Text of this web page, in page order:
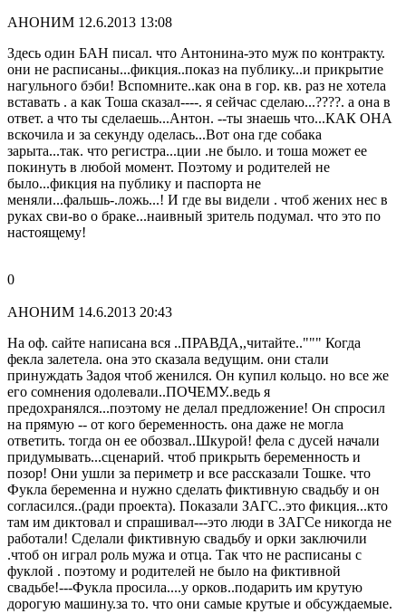
АНОНИМ 12.6.2013 13:08
Здесь один БАН писал. что Антонина-это муж по контракту.
они не расписаны...фикция..показ на публику...и прикрытие
нагульного бэби! Вспомните..как она в гор. кв. раз не хотела
вставать . а как Тоша сказал----. я сейчас сделаю...????. а она в
ответ. а что ты сделаешь...Антон. --ты знаешь что...КАК ОНА
вскочила и за секунду оделась...Вот она где собака
зарыта...так. что регистра...ции .не было. и тоша может ее
покинуть в любой момент. Поэтому и родителей не
было...фикция на публику и паспорта не
меняли...фальшь-.ложь...! И где вы видели . чтоб жених нес в
руках сви-во о браке...наивный зритель подумал. что это по
настоящему!
0
АНОНИМ 14.6.2013 20:43
На оф. сайте написана вся ..ПРАВДА,,читайте..""" Когда
фекла залетела. она это сказала ведущим. они стали
принуждать Задоя чтоб женился. Он купил кольцо. но все же
его сомнения одолевали..ПОЧЕМУ..ведь я
предохранялся...поэтому не делал предложение! Он спросил
на прямую -- от кого беременность. она даже не могла
ответить. тогда он ее обозвал..Шкурой! фела с дусей начали
придумывать...сценарий. чтоб прикрыть беременность и
позор! Они ушли за периметр и все рассказали Тошке. что
Фукла беременна и нужно сделать фиктивную свадьбу и он
согласился..(ради проекта). Показали ЗАГС..это фикция...кто
там им диктовал и спрашивал---это люди в ЗАГСе никогда не
работали! Сделали фиктивную свадьбу и орки заключили
.чтоб он играл роль мужа и отца. Так что не расписаны с
фуклой . поэтому и родителей не было на фиктивной
свадьбе!---Фукла просила....у орков..подарить им крутую
дорогую машину.за то. что они самые крутые и обсуждаемые.